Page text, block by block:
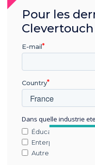
Pour les
Clevertouch
E-mail
Country
Dans quelle industrie
Éducation
Enterprise
Autres